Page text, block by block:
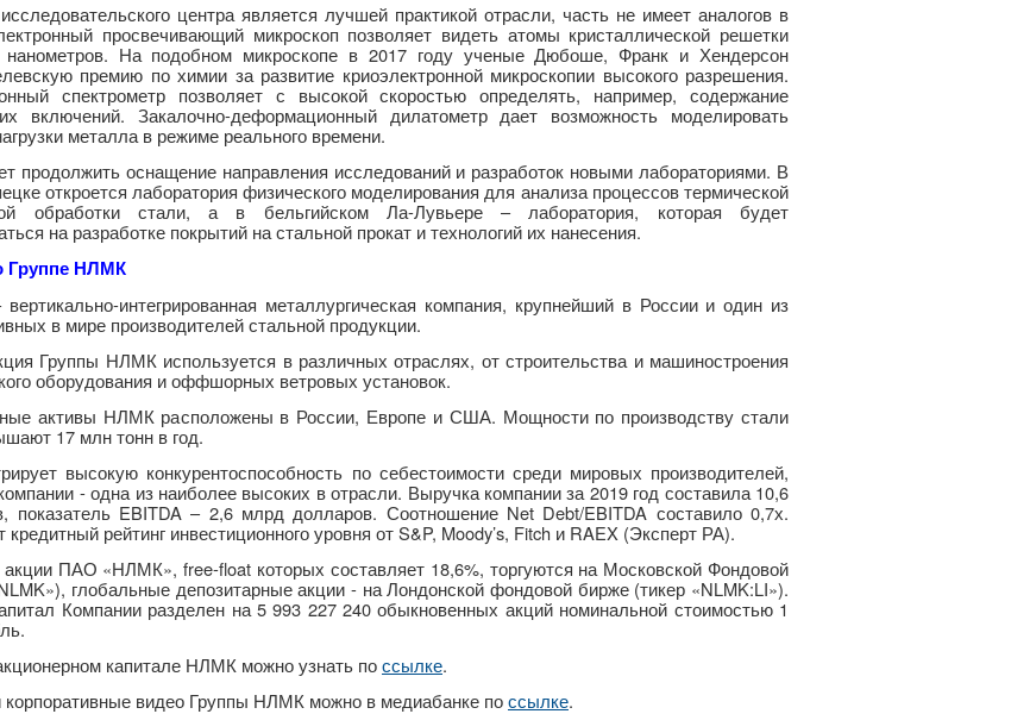
центра является лучшей практикой отрасли, часть не имеет аналогов в
просвечивающий микроскоп позволяет видеть атомы кристаллической решетки
нанометров. На подобном микроскопе в 2017 году ученые Дюбоше, Франк и Хендерсон
премию по химии за развитие криоэлектронной микроскопии высокого разрешения.
спектрометр позволяет с высокой скоростью определять, например, содержание
включений. Закалочно-деформационный дилатометр дает возможность моделировать
металла в режиме реального времени.
продолжить оснащение направления исследований и разработок новыми лабораториями. В
откроется лаборатория физического моделирования для анализа процессов термической
обработки стали, а в бельгийском Ла-Лувьере – лаборатория, которая будет
на разработке покрытий на стальной прокат и технологий их нанесения.
Группе НЛМК
интегрированная металлургическая компания, крупнейший в России и один из
в мире производителей стальной продукции.
Группы НЛМК используется в различных отраслях, от строительства и машиностроения
оборудования и оффшорных ветровых установок.
активы НЛМК расположены в России, Европе и США. Мощности по производству стали
17 млн тонн в год.
высокую конкурентоспособность по себестоимости среди мировых производителей,
- одна из наиболее высоких в отрасли. Выручка компании за 2019 год составила 10,6
показатель EBITDA – 2,6 млрд долларов. Соотношение Net Debt/EBITDA составило 0,7х.
рейтинг инвестиционного уровня от S&P, Moody’s, Fitch и RAEX (Эксперт РА).
ПАО «НЛМК», free-float которых составляет 18,6%, торгуются на Московской Фондовой
глобальные депозитарные акции - на Лондонской фондовой бирже (тикер «NLMK:LI»).
Компании разделен на 5 993 227 240 обыкновенных акций номинальной стоимостью 1
капитале НЛМК можно узнать поссылке.
корпоративные видео Группы НЛМК можно в медиабанке поссылке.